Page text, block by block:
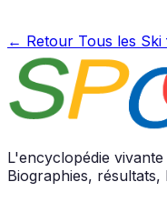
← Retour Tous les
L'encyclopédie
Biographies,